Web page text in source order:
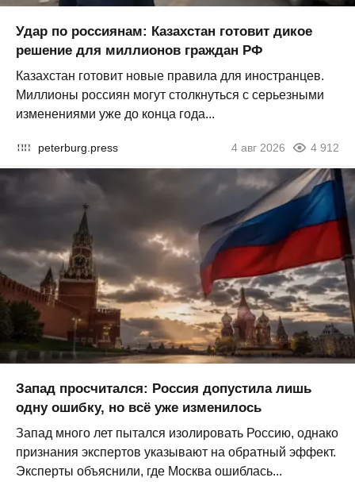
Удар по россиянам: Казахстан готовит дикое
решение для миллионов граждан РФ
Казахстан готовит новые правила для иностранцев.
Миллионы россиян могут столкнуться с серьезными
изменениями уже до конца года...
peterburg.press 4 авг 2026 4 912
Запад просчитался: Россия допустила лишь
одну ошибку, но всё уже изменилось
Запад много лет пытался изолировать Россию, однако
признания экспертов указывают на обратный эффект.
Эксперты объяснили, где Москва ошиблась...